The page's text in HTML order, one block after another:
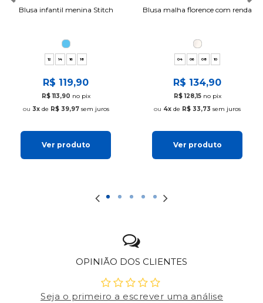
Blusa infantil menina Stitch
12 14 16 18
R$ 119,90
R$ 113,90 no pix
3xde R$ 39,97sem juros
Ver produto
Blusa malha florence com renda
04 06 08 10
R$ 134,90
R$ 128,15 no pix
4x de R$ 33,73 sem juros
Ver produto
OPINIÃO DOS CLIENTES
Seja o primeiro a escrever uma análise